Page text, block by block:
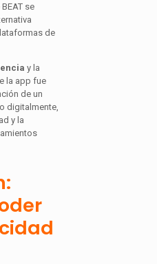
se
de
y la
la app fue
de un
digitalmente,
y la